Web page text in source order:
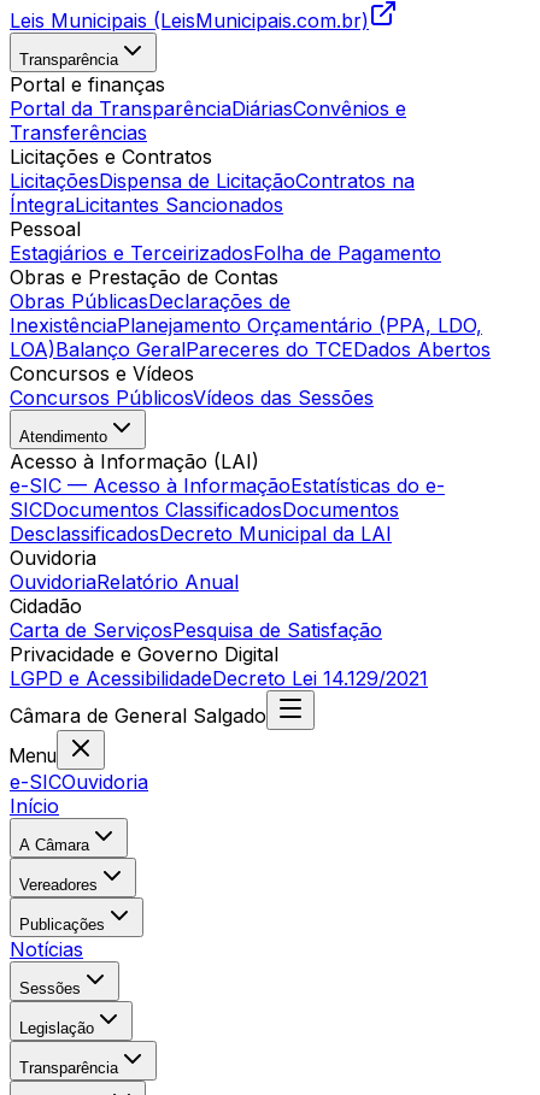
Leis Municipais (LeisMunicipais.com.br)
Transparência
Portal e finanças
Portal da TransparênciaDiáriasConvênios e
Transferências
Licitações e Contratos
LicitaçõesDispensa de LicitaçãoContratos na
ÍntegraLicitantes Sancionados
Pessoal
Estagiários e TerceirizadosFolha de Pagamento
Obras e Prestação de Contas
Obras PúblicasDeclarações de
InexistênciaPlanejamento Orçamentário (PPA, LDO,
LOA)Balanço GeralPareceres do TCEDados Abertos
Concursos e Vídeos
Concursos PúblicosVídeos das Sessões
Atendimento
Acesso à Informação (LAI)
e-SIC — Acesso à InformaçãoEstatísticas do e-
SICDocumentos ClassificadosDocumentos
DesclassificadosDecreto Municipal da LAI
Ouvidoria
OuvidoriaRelatório Anual
Cidadão
Carta de ServiçosPesquisa de Satisfação
Privacidade e Governo Digital
LGPD e AcessibilidadeDecreto Lei 14.129/2021
Câmara de General Salgado
Menu
e-SICOuvidoria
Início
A Câmara
Vereadores
Publicações
Notícias
Sessões
Legislação
Transparência